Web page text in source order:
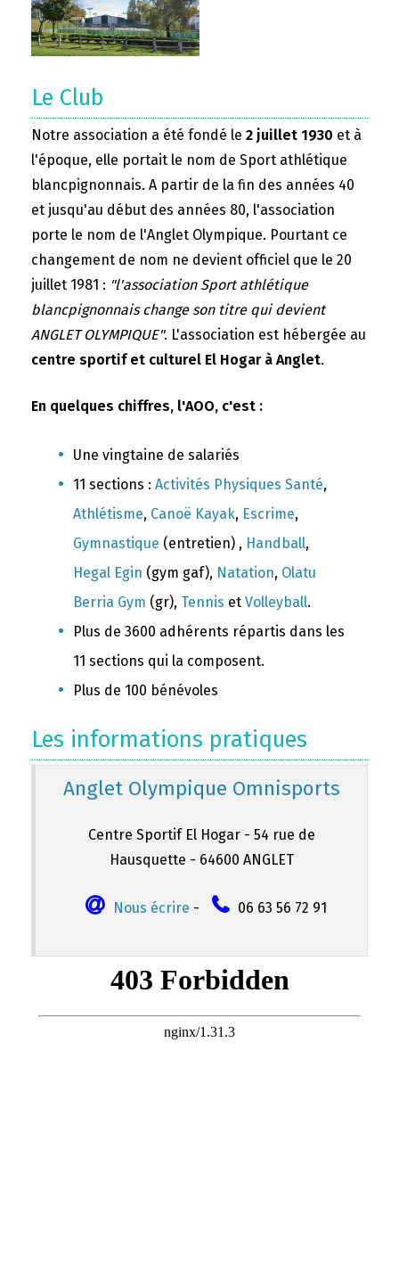
Le Club
Notre association a été fondé le 2 juillet 1930 et à
l'époque, elle portait le nom de Sport athlétique
blancpignonnais. A partir de la fin des années 40
et jusqu'au début des années 80, l'association
porte le nom de l'Anglet Olympique. Pourtant ce
changement de nom ne devient officiel que le 20
juillet 1981 : "l'association Sport athlétique
blancpignonnais change son titre qui devient
ANGLET OLYMPIQUE". L'association est hébergée au
centre sportif et culturel El Hogar à Anglet.
En quelques chiffres, l'AOO, c'est :
Une vingtaine de salariés
11 sections : Activités Physiques Santé,
Athlétisme, Canoë Kayak, Escrime,
Gymnastique (entretien) , Handball,
Hegal Egin (gym gaf), Natation, Olatu
Berria Gym (gr), Tennis et Volleyball.
Plus de 3600 adhérents répartis dans les
11 sections qui la composent.
Plus de 100 bénévoles
Les informations pratiques
Anglet Olympique Omnisports
Centre Sportif El Hogar - 54 rue de
Hausquette - 64600 ANGLET
Nous écrire - 06 63 56 72 91